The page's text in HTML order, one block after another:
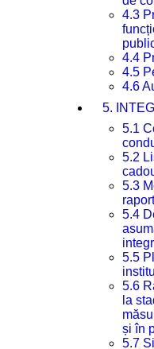
4.3
4.4
4.5
4.6
5.
5.1
5.2
5.3
5.4
5.5
5.6
la
și în
5.7